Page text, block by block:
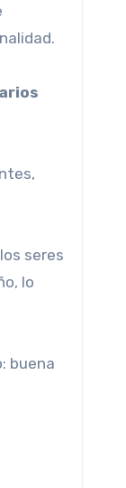
seres
lo
buena